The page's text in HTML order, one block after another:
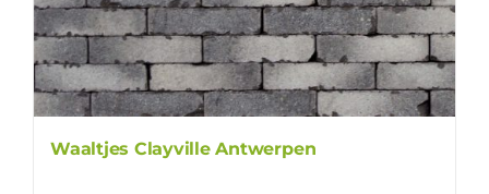
Waaltjes Clayville Antwerpen